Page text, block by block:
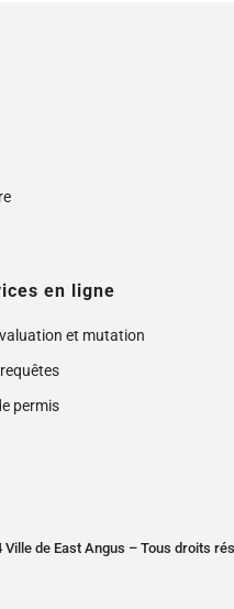
en ligne
et mutation
permis
Ville de East Angus – Tous droits